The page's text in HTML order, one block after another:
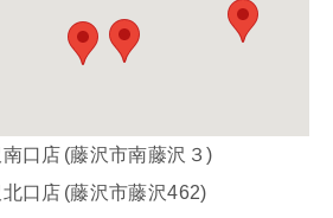
口店 (藤沢市南藤沢３)
口店 (藤沢市藤沢462)